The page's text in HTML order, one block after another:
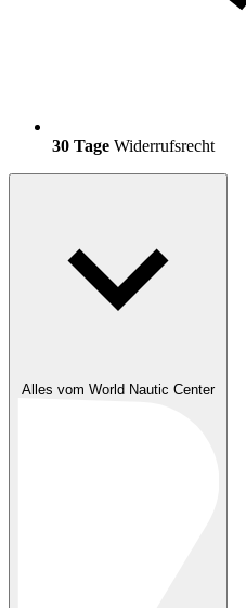
30 Tage Widerrufsrecht
Alles vom World Nautic Center